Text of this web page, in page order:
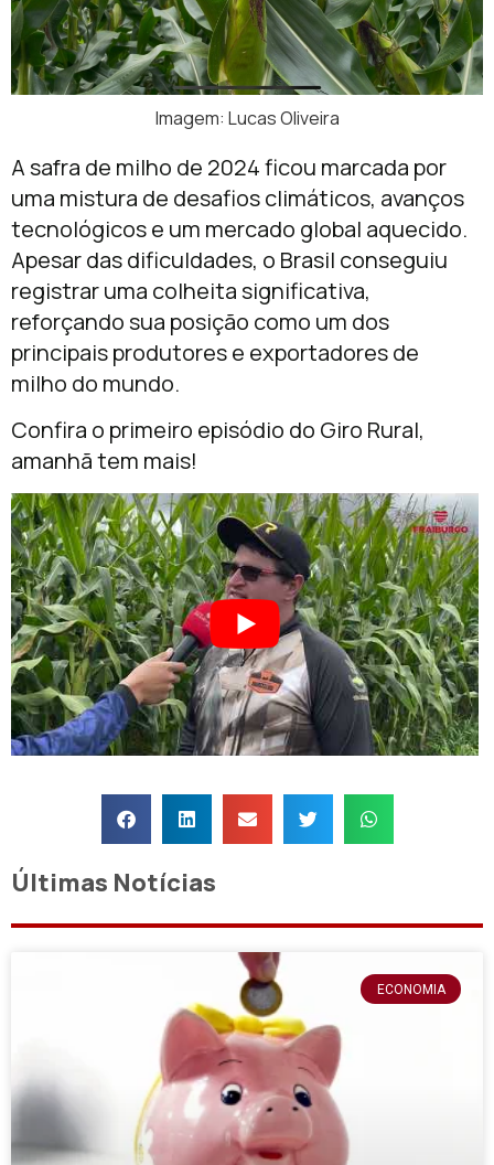
Imagem: Lucas Oliveira
A safra de milho de 2024 ficou marcada por
uma mistura de desafios climáticos, avanços
tecnológicos e um mercado global aquecido.
Apesar das dificuldades, o Brasil conseguiu
registrar uma colheita significativa,
reforçando sua posição como um dos
principais produtores e exportadores de
milho do mundo.
Confira o primeiro episódio do Giro Rural,
amanhã tem mais!
Últimas Notícias
ECONOMIA